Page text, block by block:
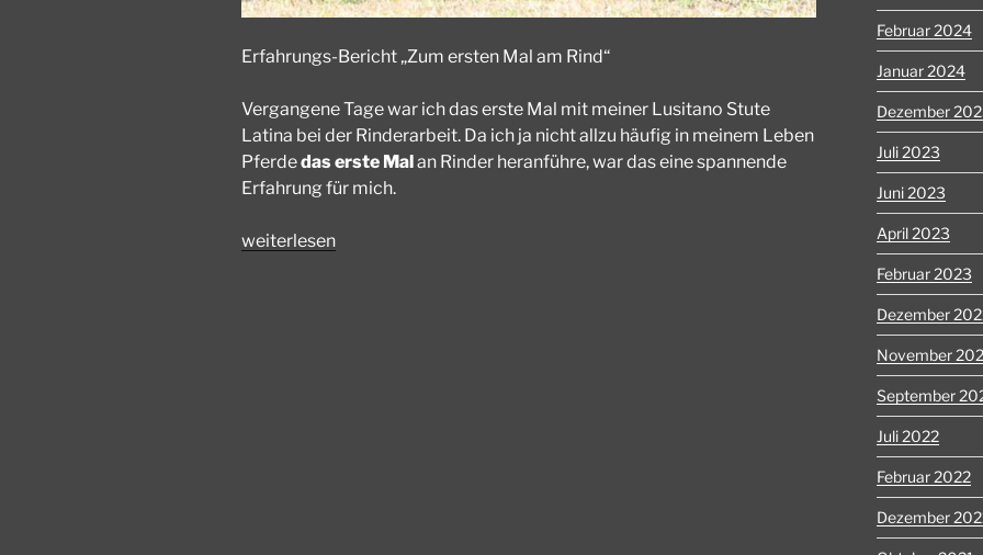
Erfahrungs-Bericht „Zum ersten Mal am Rind“
Vergangene Tage war ich das erste Mal mit meiner Lusitano Stute
Latina bei der Rinderarbeit. Da ich ja nicht allzu häufig in meinem Leben
Pferdedas erste Malan Rinder heranführe, war das eine spannende
Erfahrung für mich.
„Rinderarbeit
weiterlesen
Februar 2024
Januar 2024
Dezember
Juli 2023
Juni 2023
April 2023
Februar 2023
Dezember
November
September
Juli 2022
Februar 2022
Dezember